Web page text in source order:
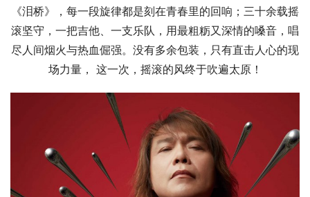
《泪桥》，每一段旋律都是刻在青春里的回响；三十余载摇
滚坚守，一把吉他、一支乐队，用最粗粝又深情的嗓音，唱
尽人间烟火与热血倔强。没有多余包装，只有直击人心的现
场力量， 这一次，摇滚的风终于吹遍太原！